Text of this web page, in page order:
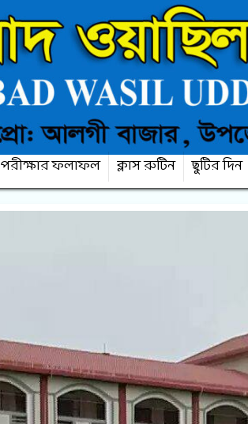
পরীক্ষার ফলাফল ক্লাস রুটিন ছুটির দিন